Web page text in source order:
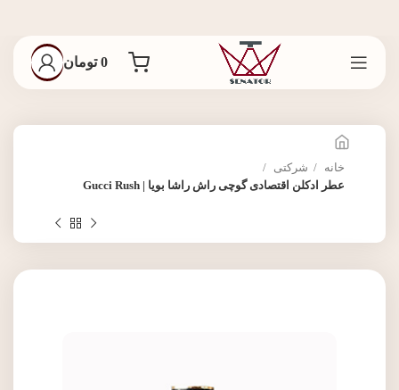
0 تومان
خانه
شرکتی
عطر ادکلن اقتصادی گوچی راش راشا بویا | Gucci Rush